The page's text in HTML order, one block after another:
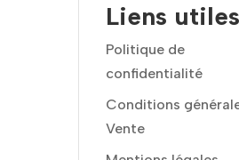
Liens utiles
Politique de
confidentialité
Conditions
Vente